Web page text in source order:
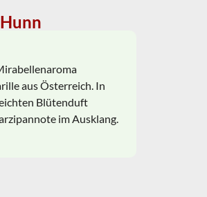
aus Österreich. In
Blütenduft
im Ausklang.